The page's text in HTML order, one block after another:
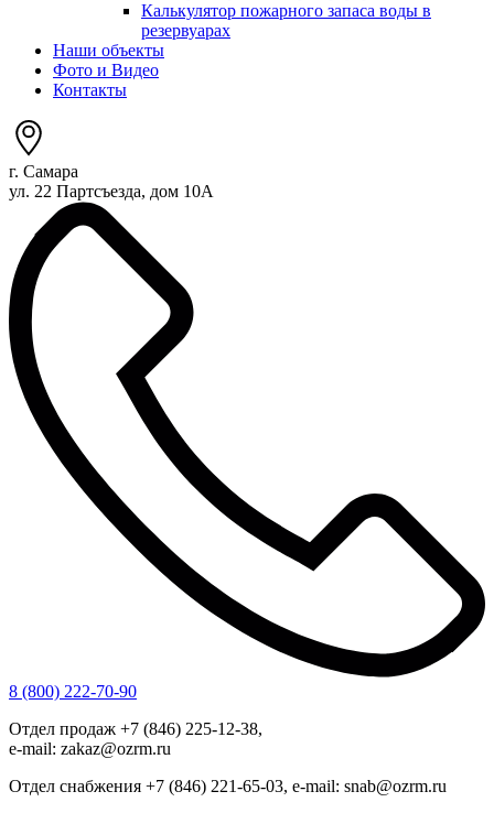
Калькулятор пожарного запаса воды в
резервуарах
Наши объекты
Фото и Видео
Контакты
г. Самара
ул. 22 Партсъезда, дом 10А
8 (800) 222-70-90
Отдел продаж +7 (846) 225-12-38,
e-mail: zakaz@ozrm.ru
Отдел снабжения +7 (846) 221-65-03, e-mail: snab@ozrm.ru